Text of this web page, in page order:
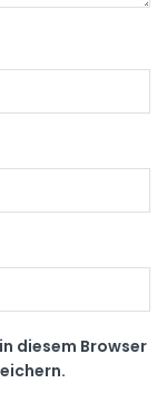
diesem Browser